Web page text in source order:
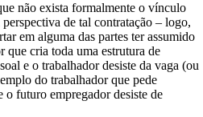
não exista formalmente o vínculo
de tal contratação – logo,
em alguma das partes ter assumido
que cria toda uma estrutura de
e o trabalhador desiste da vaga (ou
do trabalhador que pede
o futuro empregador desiste de